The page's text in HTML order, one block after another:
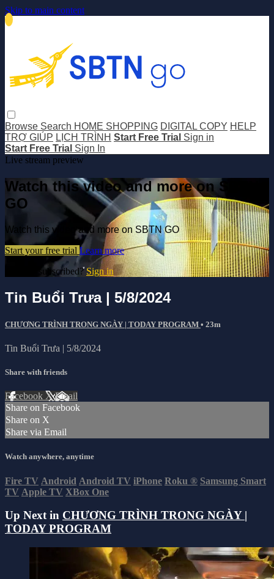
Skip to main content
Browse Search HOME SHOPPING DIGITAL COPY HELP
TRỢ GIÚP LỊCH TRÌNH Start Free Trial Sign in
Start Free Trial Sign In
Live stream preview
Watch this video and more on SBTN
GO
Watch this video and more on SBTN GO
Start your free trial Learn more
Already subscribed?Sign in
Tin Buổi Trưa | 5/8/2024
CHƯƠNG TRÌNH TRONG NGÀY | TODAY PROGRAM • 23m
Tin Buổi Trưa | 5/8/2024
Share with friends
Facebook XEmail
Share on Facebook
Share on X
Share via Email
Watch anywhere, anytime
Fire TV Android Android TV iPhone Roku ® Samsung Smart
TV Apple TV XBox One
Up Next in CHƯƠNG TRÌNH TRONG NGÀY |
TODAY PROGRAM